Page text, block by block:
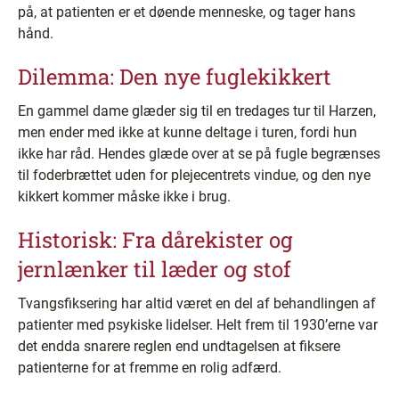
på, at patienten er et døende menneske, og tager hans
hånd.
Dilemma: Den nye fuglekikkert
En gammel dame glæder sig til en tredages tur til Harzen,
men ender med ikke at kunne deltage i turen, fordi hun
ikke har råd. Hendes glæde over at se på fugle begrænses
til foderbrættet uden for plejecentrets vindue, og den nye
kikkert kommer måske ikke i brug.
Historisk: Fra dårekister og
jernlænker til læder og stof
Tvangsfiksering har altid været en del af behandlingen af
patienter med psykiske lidelser. Helt frem til 1930’erne var
det endda snarere reglen end undtagelsen at fiksere
patienterne for at fremme en rolig adfærd.